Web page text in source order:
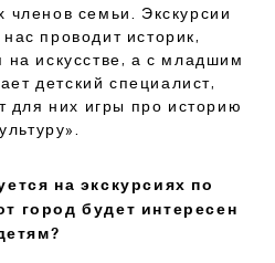
членов семьи. Экскурсии
проводит историк,
искусстве, а с младшим
детский специалист,
для них игры про историю
на экскурсиях по
город будет интересен